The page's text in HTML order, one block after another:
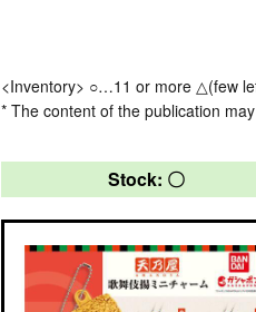
<Inventory> ○…11 or more △(few
* The content of the publication
Stock: 〇